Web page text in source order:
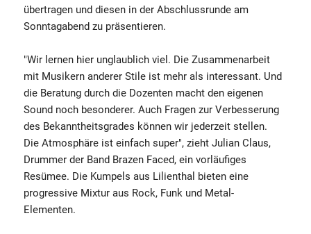
übertragen und diesen in der Abschlussrunde am
Sonntagabend zu präsentieren.
"Wir lernen hier unglaublich viel. Die Zusammenarbeit
mit Musikern anderer Stile ist mehr als interessant. Und
die Beratung durch die Dozenten macht den eigenen
Sound noch besonderer. Auch Fragen zur Verbesserung
des Bekanntheitsgrades können wir jederzeit stellen.
Die Atmosphäre ist einfach super", zieht Julian Claus,
Drummer der Band Brazen Faced, ein vorläufiges
Resümee. Die Kumpels aus Lilienthal bieten eine
progressive Mixtur aus Rock, Funk und Metal-
Elementen.